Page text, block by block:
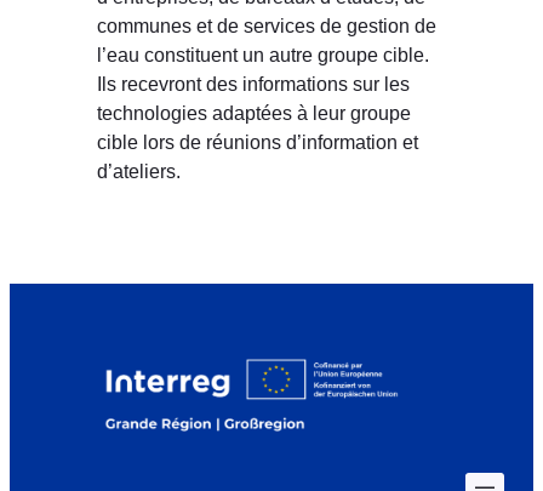
communes et de services de gestion de
l’eau constituent un autre groupe cible.
Ils recevront des informations sur les
technologies adaptées à leur groupe
cible lors de réunions d’information et
d’ateliers.